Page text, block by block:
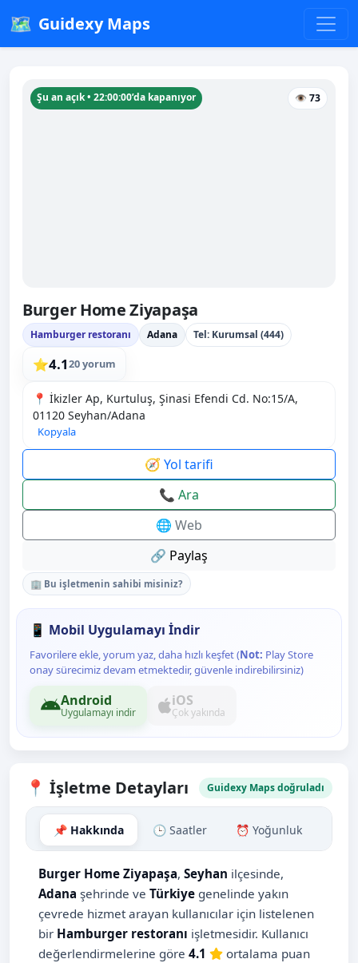
🗺️ Guidexy Maps
Şu an açık • 22:00:00’da kapanıyor 👁 73
Burger Home Ziyapaşa
Hamburger restoranı Adana Tel: Kurumsal (444)
⭐4.120 yorum
📍 İkizler Ap, Kurtuluş, Şinasi Efendi Cd. No:15/A,
01120 Seyhan/Adana
Kopyala
🧭 Yol tarifi
📞 Ara
🌐 Web
🔗 Paylaş
🏢 Bu işletmenin sahibi misiniz?
📱 Mobil Uygulamayı İndir
Favorilere ekle, yorum yaz, daha hızlı keşfet (Not: Play Store
onay sürecimiz devam etmektedir, güvenle indirebilirsiniz)
Android
Uygulamayı indir
iOS
Çok yakında
📍 İşletme Detayları Guidexy Maps doğruladı
📌 Hakkında 🕒 Saatler ⏰ Yoğunluk
Burger Home Ziyapaşa, Seyhan ilçesinde,
Adana şehrinde ve Türkiye genelinde yakın
çevrede hizmet arayan kullanıcılar için listelenen
bir Hamburger restoranı işletmesidir. Kullanıcı
değerlendirmelerine göre 4.1
ortalama puan